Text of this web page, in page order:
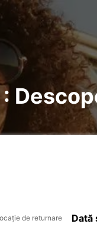
de returnare Dată